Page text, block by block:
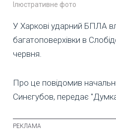
Ілюстративне фото
У Харкові ударний БПЛА
багатоповерхівки в
червня.
Про це повідомив
Синєгубов, передає